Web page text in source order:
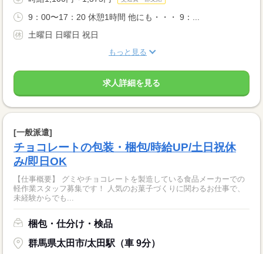
9：00〜17：20 休憩1時間 他にも・・・ 9：...
土曜日 日曜日 祝日
もっと見る
求人詳細を見る
[一般派遣]
チョコレートの包装・梱包/時給UP/土日祝休
み/即日OK
【仕事概要】 グミやチョコレートを製造している食品メーカーでの
軽作業スタッフ募集です！ 人気のお菓子づくりに関わるお仕事で、
未経験からでも...
梱包・仕分け・検品
群馬県太田市/太田駅（車 9分）